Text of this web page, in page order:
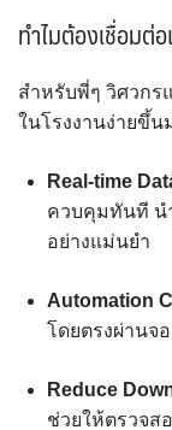
ทำไมต้องเชื่อมต่
สำหรับพี่ๆ วิศวกร
ในโรงงานง่ายขึ้น
Real-time
ควบคุมทันที น
อย่างแม่นยำ
Automation
โดยตรงผ่านจ
Reduce
ช่วยให้ตรวจส